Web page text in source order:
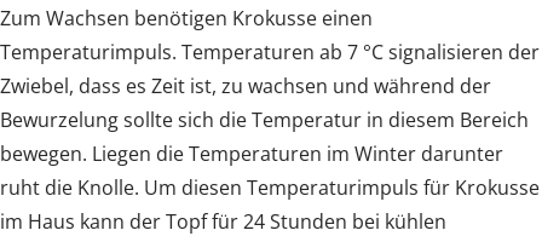
Zum Wachsen benötigen Krokusse einen
Temperaturimpuls. Temperaturen ab 7 °C signalisieren der
Zwiebel, dass es Zeit ist, zu wachsen und während der
Bewurzelung sollte sich die Temperatur in diesem Bereich
bewegen. Liegen die Temperaturen im Winter darunter
ruht die Knolle. Um diesen Temperaturimpuls für Krokusse
im Haus kann der Topf für 24 Stunden bei kühlen